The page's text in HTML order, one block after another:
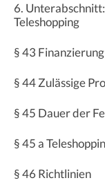
6.
Teleshopping
§ 43 Finanzierung
§ 44 Zulässige
§ 45 Dauer der
§ 45 a
§ 46 Richtlinien